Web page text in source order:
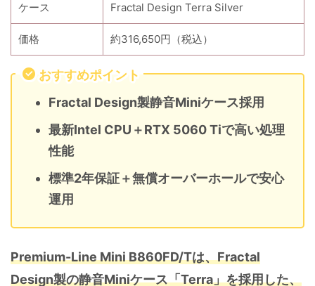
ケース Fractal Design Terra Silver
価格 約316,650円（税込）
おすすめポイント
Fractal Design製静音Miniケース採用
最新Intel CPU＋RTX 5060 Tiで高い処理
性能
標準2年保証＋無償オーバーホールで安心
運用
Premium-Line Mini B860FD/Tは、Fractal
Design製の静音Miniケース「Terra」を採用した、